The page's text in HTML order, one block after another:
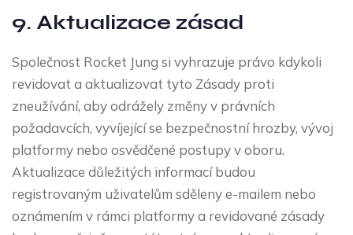
9. Aktualizace zásad
Společnost Rocket Jung si vyhrazuje právo kdykoli
revidovat a aktualizovat tyto Zásady proti
zneužívání, aby odrážely změny v právních
požadavcích, vyvíjející se bezpečnostní hrozby, vývoj
platformy nebo osvědčené postupy v oboru.
Aktualizace důležitých informací budou
registrovaným uživatelům sděleny e-mailem nebo
oznámením v rámci platformy a revidované zásady